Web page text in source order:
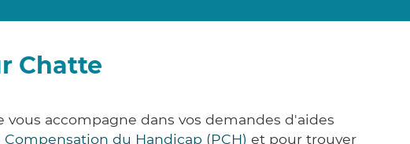
Chatte
accompagne dans vos demandes d'aides
du Handicap (PCH) et pour trouver